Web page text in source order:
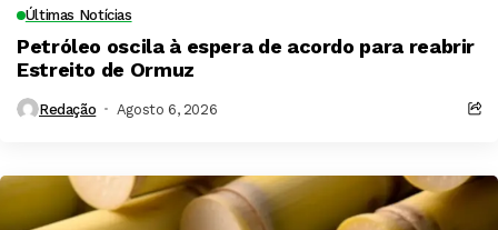
Últimas Notícias
Petróleo oscila à espera de acordo para reabrir
Estreito de Ormuz
Redação Agosto 6, 2026